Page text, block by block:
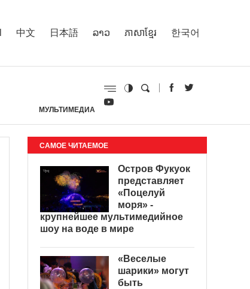
中文 日本語 ລາວ ភាសាខ្មែរ 한국어
МУЛЬТИМЕДИА
САМОЕ ЧИТАЕМОЕ
Остров Фукуок
представляет
«Поцелуй
моря» -
крупнейшее мультимедийное
шоу на воде в мире
«Веселые
шарики» могут
быть